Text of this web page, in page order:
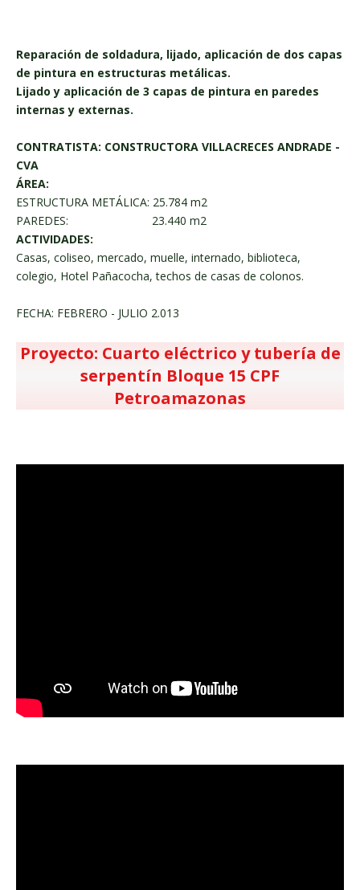
Reparación de soldadura, lijado, aplicación de dos capas
de pintura en estructuras metálicas.
Lijado y aplicación de 3 capas de pintura en paredes
internas y externas.
CONTRATISTA: CONSTRUCTORA VILLACRECES ANDRADE -
CVA
ÁREA:
ESTRUCTURA METÁLICA: 25.784 m2
PAREDES: 23.440 m2
ACTIVIDADES:
Casas, coliseo, mercado, muelle, internado, biblioteca,
colegio, Hotel Pañacocha, techos de casas de colonos.
FECHA: FEBRERO - JULIO 2.013
Proyecto: Cuarto eléctrico y tubería de
serpentín Bloque 15 CPF
Petroamazonas